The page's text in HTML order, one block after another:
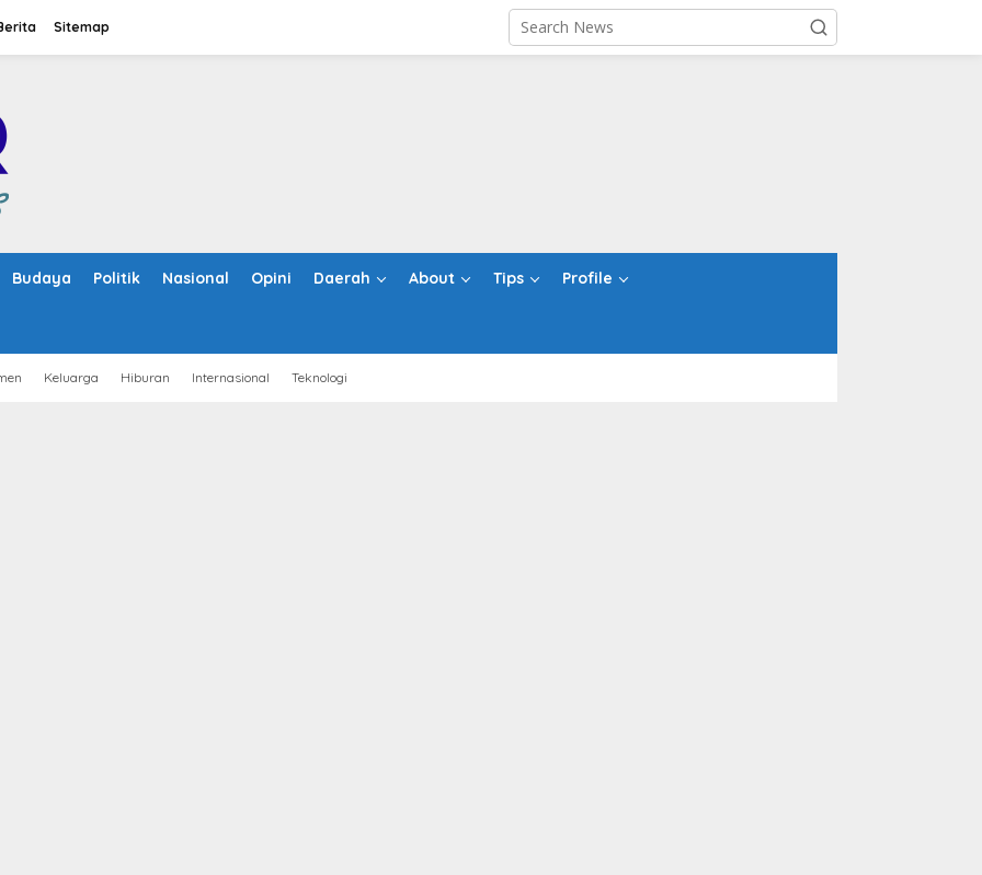
Sitemap
Budaya Politik Nasional Opini Daerah About Tips Profile
Keluarga Hiburan Internasional Teknologi